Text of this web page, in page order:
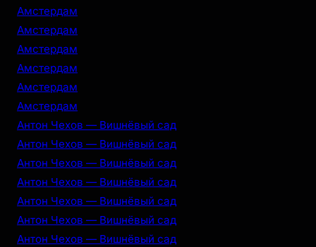
Амстердам
Амстердам
Амстердам
Амстердам
Амстердам
Амстердам
Антон Чехов — Вишнёвый сад
Антон Чехов — Вишнёвый сад
Антон Чехов — Вишнёвый сад
Антон Чехов — Вишнёвый сад
Антон Чехов — Вишнёвый сад
Антон Чехов — Вишнёвый сад
Антон Чехов — Вишнёвый сад